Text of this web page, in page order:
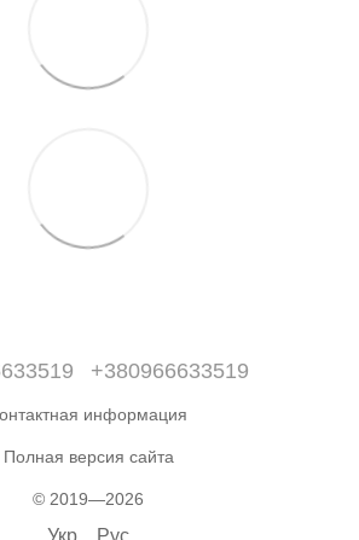
+380966633519
информация
Полная версия сайта
© 2019—2026
Укр Рус